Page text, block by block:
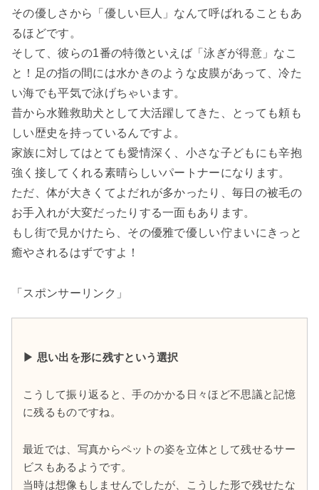
その優しさから「優しい巨人」なんて呼ばれることもあ
るほどです。
そして、彼らの1番の特徴といえば「泳ぎが得意」なこ
と！足の指の間には水かきのような皮膜があって、冷た
い海でも平気で泳げちゃいます。
昔から水難救助犬として大活躍してきた、とっても頼も
しい歴史を持っているんですよ。
家族に対してはとても愛情深く、小さな子どもにも辛抱
強く接してくれる素晴らしいパートナーになります。
ただ、体が大きくてよだれが多かったり、毎日の被毛の
お手入れが大変だったりする一面もあります。
もし街で見かけたら、その優雅で優しい佇まいにきっと
癒やされるはずですよ！
「スポンサーリンク」
▶ 思い出を形に残すという選択
こうして振り返ると、手のかかる日々ほど不思議と記憶
に残るものですね。
最近では、写真からペットの姿を立体として残せるサー
ビスもあるようです。
当時は想像もしませんでしたが、こうした形で残せたな